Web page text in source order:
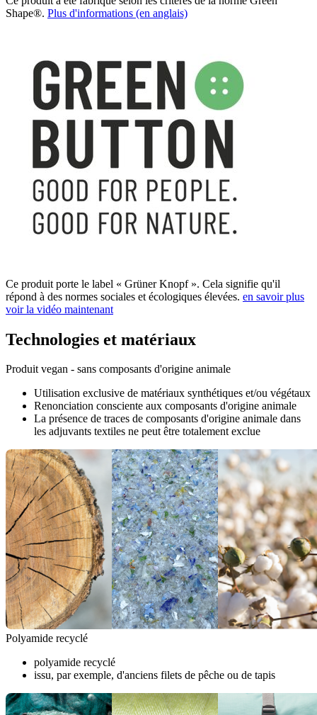
Shape®. Plus d'informations (en anglais)
Ce produit porte le label « Grüner Knopf ». Cela signifie qu'il
répond à des normes sociales et écologiques élevées. en savoir plus
voir la vidéo maintenant
Technologies et matériaux
Produit vegan - sans composants d'origine animale
Utilisation exclusive de matériaux synthétiques et/ou végétaux
Renonciation consciente aux composants d'origine animale
La présence de traces de composants d'origine animale dans
les adjuvants textiles ne peut être totalement exclue
Polyamide recyclé
polyamide recyclé
issu, par exemple, d'anciens filets de pêche ou de tapis